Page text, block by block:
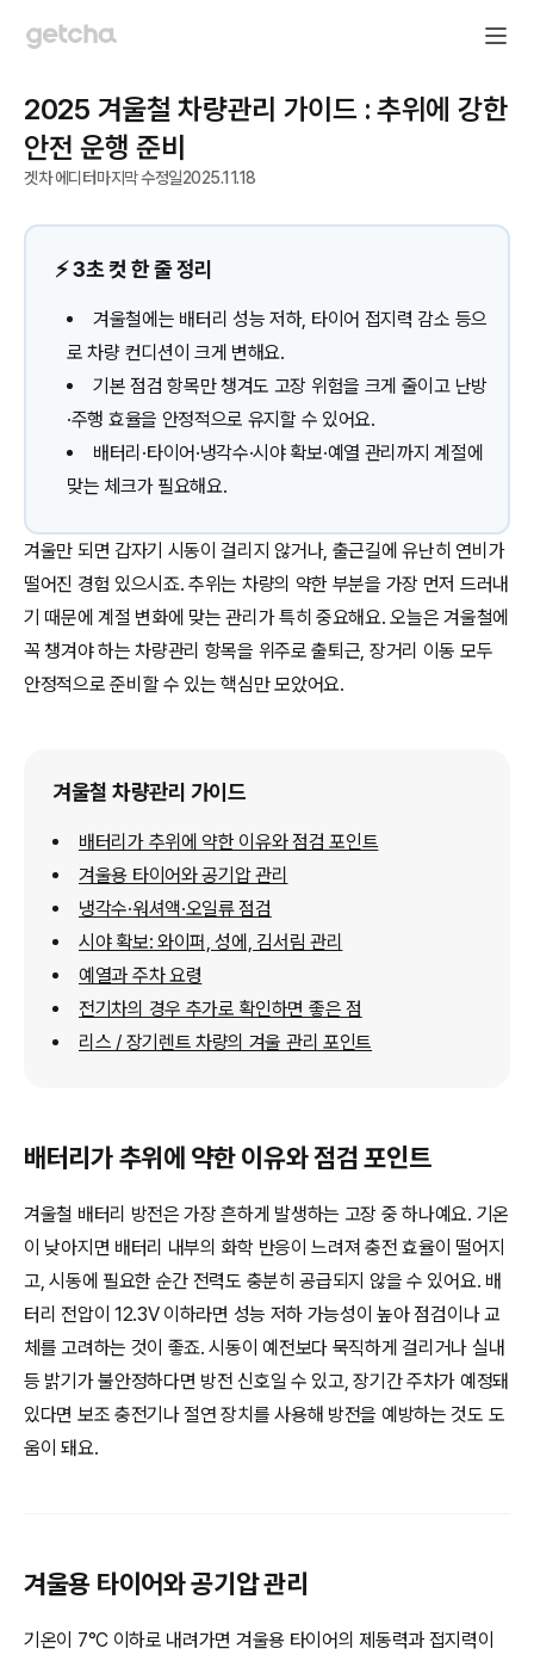
2025 겨울철 차량관리 가이드 : 추위에 강한
안전 운행 준비
겟차 에디터마지막 수정일2025.11.18
⚡️ 3초 컷 한 줄 정리
겨울철에는 배터리 성능 저하, 타이어 접지력 감소 등으
로 차량 컨디션이 크게 변해요.
기본 점검 항목만 챙겨도 고장 위험을 크게 줄이고 난방
·주행 효율을 안정적으로 유지할 수 있어요.
배터리·타이어·냉각수·시야 확보·예열 관리까지 계절에
맞는 체크가 필요해요.
겨울만 되면 갑자기 시동이 걸리지 않거나, 출근길에 유난히 연비가
떨어진 경험 있으시죠. 추위는 차량의 약한 부분을 가장 먼저 드러내
기 때문에 계절 변화에 맞는 관리가 특히 중요해요. 오늘은 겨울철에
꼭 챙겨야 하는 차량관리 항목을 위주로 출퇴근, 장거리 이동 모두
안정적으로 준비할 수 있는 핵심만 모았어요.
겨울철 차량관리 가이드
배터리가 추위에 약한 이유와 점검 포인트
겨울용 타이어와 공기압 관리
냉각수·워셔액·오일류 점검
시야 확보: 와이퍼, 성에, 김서림 관리
예열과 주차 요령
전기차의 경우 추가로 확인하면 좋은 점
리스 / 장기렌트 차량의 겨울 관리 포인트
배터리가 추위에 약한 이유와 점검 포인트
겨울철 배터리 방전은 가장 흔하게 발생하는 고장 중 하나예요. 기온
이 낮아지면 배터리 내부의 화학 반응이 느려져 충전 효율이 떨어지
고, 시동에 필요한 순간 전력도 충분히 공급되지 않을 수 있어요. 배
터리 전압이 12.3V 이하라면 성능 저하 가능성이 높아 점검이나 교
체를 고려하는 것이 좋죠. 시동이 예전보다 묵직하게 걸리거나 실내
등 밝기가 불안정하다면 방전 신호일 수 있고, 장기간 주차가 예정돼
있다면 보조 충전기나 절연 장치를 사용해 방전을 예방하는 것도 도
움이 돼요.
겨울용 타이어와 공기압 관리
기온이 7°C 이하로 내려가면 겨울용 타이어의 제동력과 접지력이